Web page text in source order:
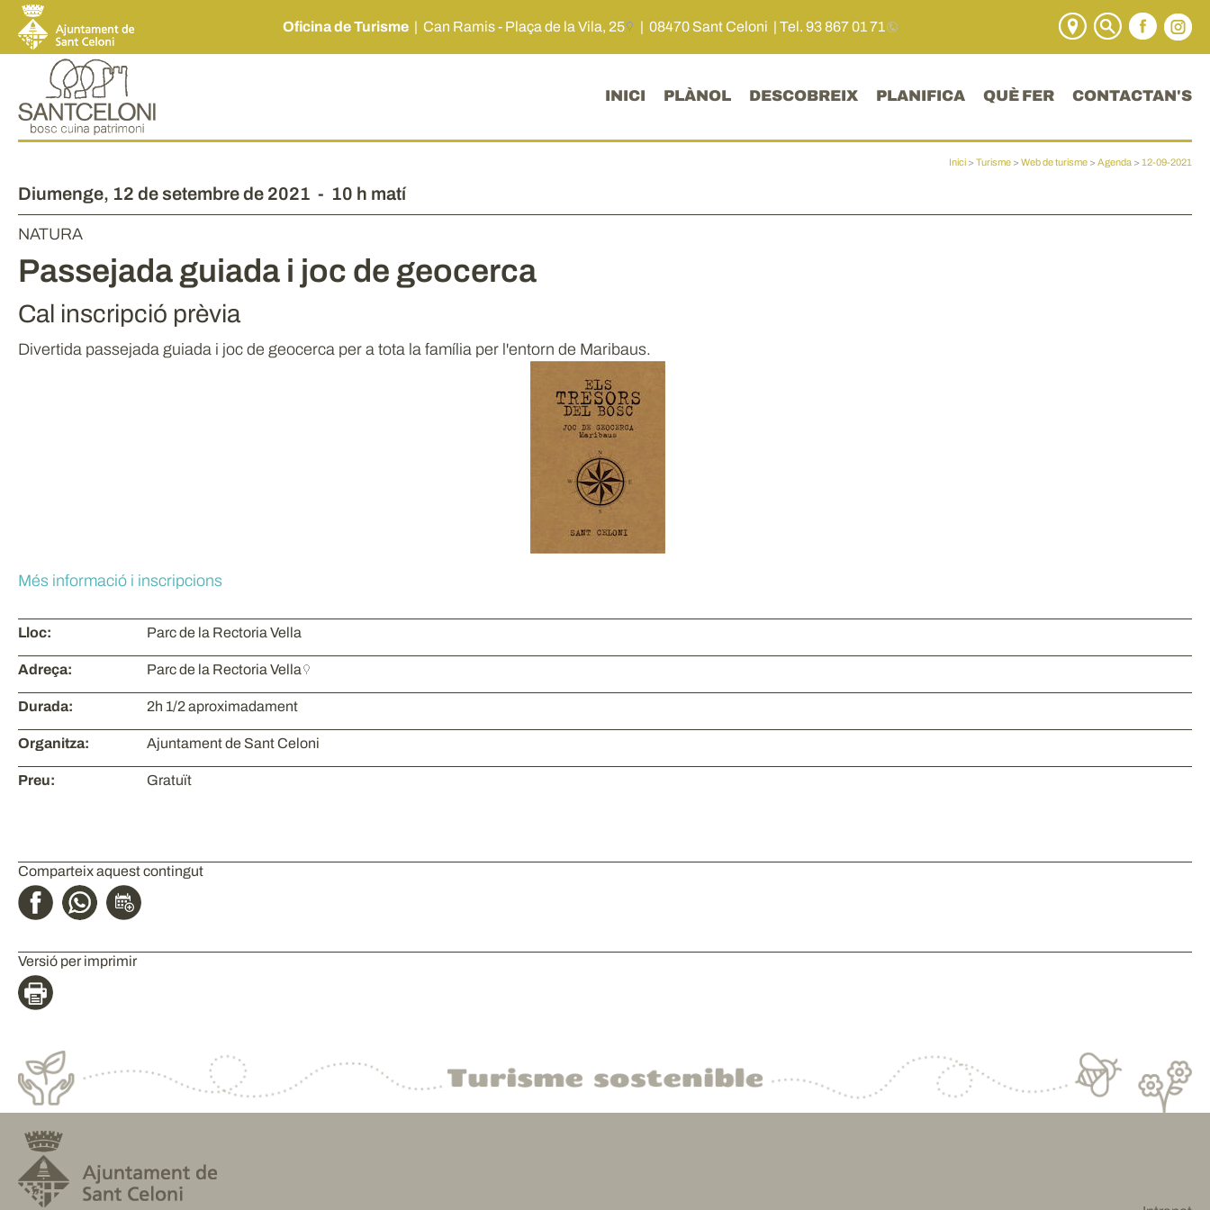
Oficina de Turisme | Can Ramis - Plaça de la Vila, 25 | 08470 Sant Celoni | Tel. 93 867 01 71
INICI PLÀNOL DESCOBREIX PLANIFICA QUÈ FER CONTACTAN'S
Inici > Turisme > Web de turisme > Agenda > 12-09-2021
Diumenge, 12 desetembrede 2021 - 10 h matí
NATURA
Passejada guiada i joc de geocerca
Cal inscripció prèvia
Divertida passejada guiada i joc de geocerca per a tota la família per l'entorn de Maribaus.
Més informació i inscripcions
Lloc: Parc de la Rectoria Vella
Adreça: Parc de la Rectoria Vella
Durada: 2h 1/2 aproximadament
Organitza: Ajuntament de Sant Celoni
Preu: Gratuït
Comparteix aquest contingut
Versió per imprimir